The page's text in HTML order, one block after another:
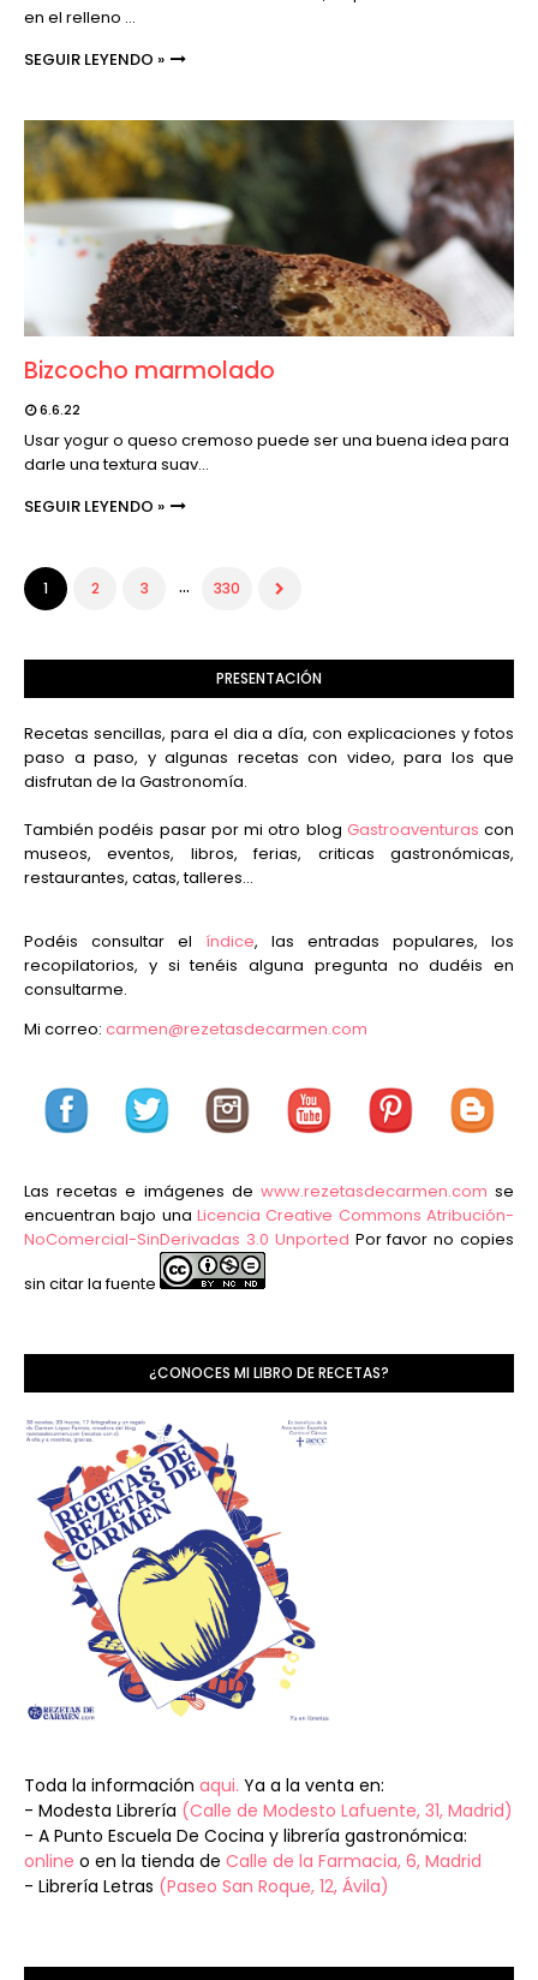
en el relleno …
SEGUIR LEYENDO »
Bizcocho marmolado
6.6.22
Usar yogur o queso cremoso puede ser una buena idea para
darle una textura suav…
SEGUIR LEYENDO »
1 2 3 ... 330
PRESENTACIÓN
Recetas sencillas, para el dia a día, con explicaciones y fotos
paso a paso, y algunas recetas con video, para los que
disfrutan de la Gastronomía.
También podéis pasar por mi otro blog Gastroaventuras con
museos, eventos, libros, ferias, criticas gastronómicas,
restaurantes, catas, talleres...
Podéis consultar el índice, las entradas populares, los
recopilatorios, y si tenéis alguna pregunta no dudéis en
consultarme.
Mi correo: carmen@rezetasdecarmen.com
Las recetas e imágenes de www.rezetasdecarmen.com se
encuentran bajo una Licencia Creative Commons Atribución-
NoComercial-SinDerivadas 3.0 Unported Por favor no copies
sin citar la fuente
¿CONOCES MI LIBRO DE RECETAS?
Toda la información aqui. Ya a la venta en:
- Modesta Librería (Calle de Modesto Lafuente, 31, Madrid)
- A Punto Escuela De Cocina y librería gastronómica:
online o en la tienda de Calle de la Farmacia, 6, Madrid
- Librería Letras (Paseo San Roque, 12, Ávila)